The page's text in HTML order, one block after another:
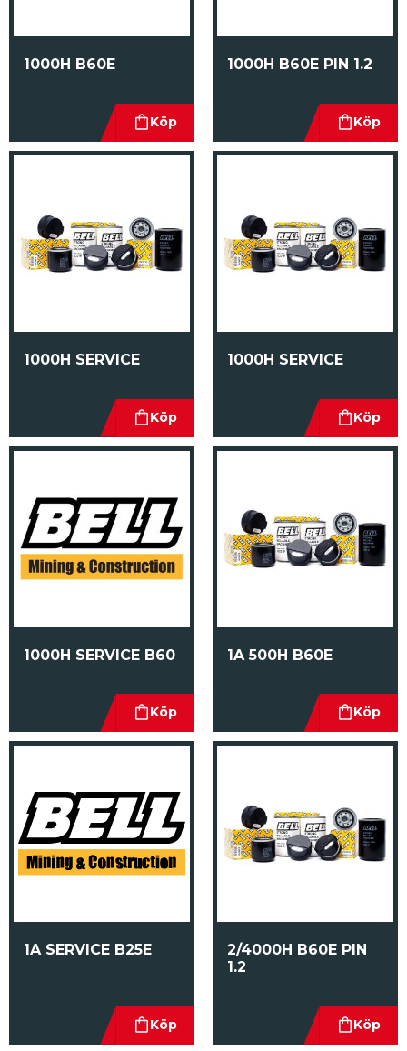
1000H B60E 1000H B60E PIN 1.2
1000H SERVICE 1000H SERVICE
1000H SERVICE B60 1A 500H B60E
1A SERVICE B25E
2/4000H B60E PIN
1.2